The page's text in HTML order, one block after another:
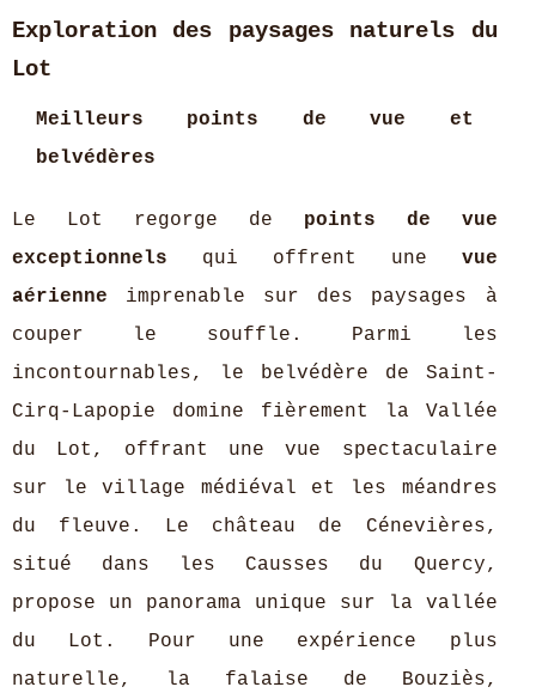
Exploration des paysages naturels du
Lot
Meilleurs points de vue et
belvédères
Le Lot regorge de points de vue
exceptionnels qui offrent une vue
aérienne imprenable sur des paysages à
couper le souffle. Parmi les
incontournables, le belvédère de Saint-
Cirq-Lapopie domine fièrement la Vallée
du Lot, offrant une vue spectaculaire
sur le village médiéval et les méandres
du fleuve. Le château de Cénevières,
situé dans les Causses du Quercy,
propose un panorama unique sur la vallée
du Lot. Pour une expérience plus
naturelle, la falaise de Bouziès,